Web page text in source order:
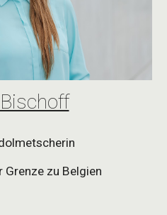
zu Belgien